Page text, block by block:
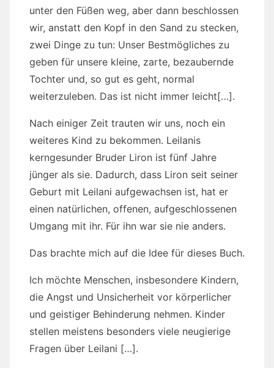
unter den Füßen weg, aber dann beschlossen
wir, anstatt den Kopf in den Sand zu stecken,
zwei Dinge zu tun: Unser Bestmögliches zu
geben für unsere kleine, zarte, bezaubernde
Tochter und, so gut es geht, normal
weiterzuleben. Das ist nicht immer leicht[…].
Nach einiger Zeit trauten wir uns, noch ein
weiteres Kind zu bekommen. Leilanis
kerngesunder Bruder Liron ist fünf Jahre
jünger als sie. Dadurch, dass Liron seit seiner
Geburt mit Leilani aufgewachsen ist, hat er
einen natürlichen, offenen, aufgeschlossenen
Umgang mit ihr. Für ihn war sie nie anders.
Das brachte mich auf die Idee für dieses Buch.
Ich möchte Menschen, insbesondere Kindern,
die Angst und Unsicherheit vor körperlicher
und geistiger Behinderung nehmen. Kinder
stellen meistens besonders viele neugierige
Fragen über Leilani […].